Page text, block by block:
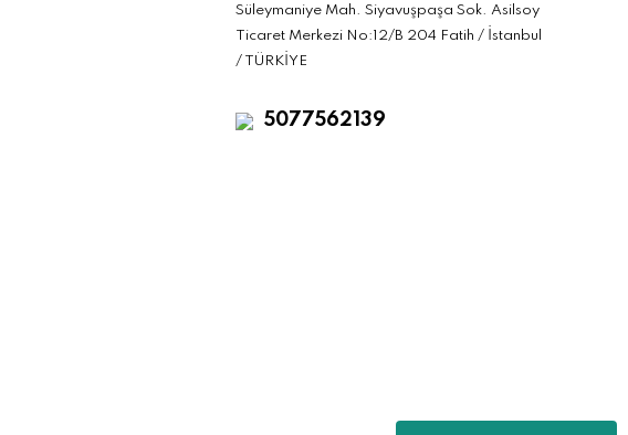
Süleymaniye Mah. Siyavuşpaşa Sok. Asilsoy
Ticaret Merkezi No:12/B 204 Fatih / İstanbul
/ TÜRKİYE
5077562139